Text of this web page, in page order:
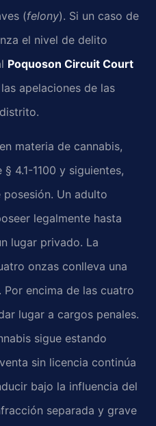
(felony). Si un caso de
el nivel de delito
Poquoson Circuit Court
apelaciones de las
materia de cannabis,
4.1-1100 y siguientes,
Un adulto
legalmente hasta
lugar privado. La
onzas conlleva una
encima de las cuatro
lugar a cargos penales.
sigue estando
sin licencia continúa
bajo la influencia del
separada y grave